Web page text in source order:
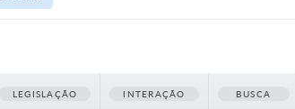
LEGISLAÇÃO INTERAÇÃO BUSCA